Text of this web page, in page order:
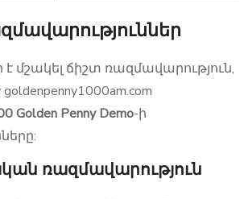
մշակել ճիշտ ռազմավարություն,
Golden Penny Demo-ի
ռազմավարություն